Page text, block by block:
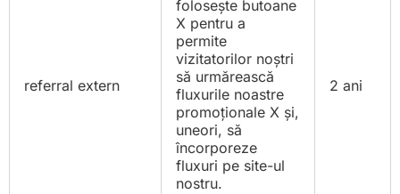
referral extern
folosește butoane
X pentru a
permite
vizitatorilor noștri
să urmărească
fluxurile noastre
promoționale X și,
uneori, să
încorporeze
fluxuri pe site-ul
nostru.
2 ani